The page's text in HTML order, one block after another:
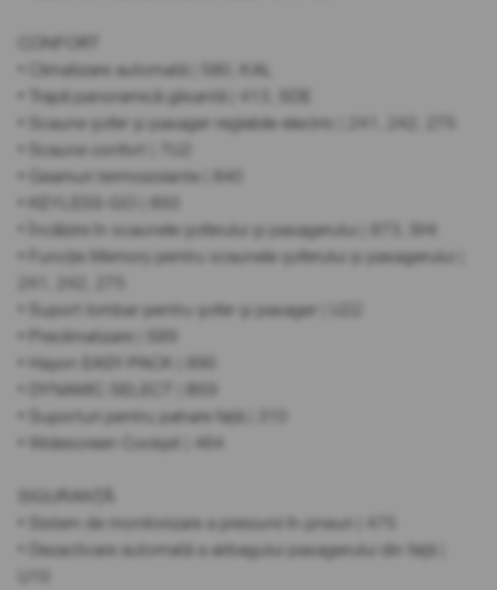
CONFORT
• Climatizare automată | 580, KAL
• Trapă panoramică glisantă | 413, SDE
• Scaune șofer și pasager reglabile electric | 241, 242, 275
• Scaune confort | 7U2
• Geamuri termoizolante | 840
• Încălzire în scaunele șoferului și pasagerului | 873, SHI
• Funcție Memory pentru scaunele șoferului și pasagerului |
• Suport lombar pentru șofer și pasager | U22
• Preclimatizare | S89
• Hayon EASY-PACK | 890
• DYNAMIC SELECT | B59
• Suporturi pentru pahare față | 310
• Widescreen Cockpit | 464
SIGURANȚĂ
• Sistem de monitorizare a presiunii în pneuri | 475
• Dezactivare automată a airbagului pasagerului din față |